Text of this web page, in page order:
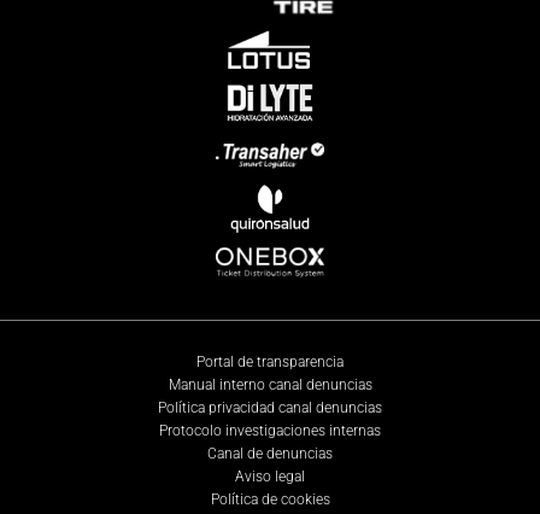
Portal de transparencia
Manual interno canal denuncias
Política privacidad canal denuncias
Protocolo investigaciones internas
Canal de denuncias
Aviso legal
Política de cookies